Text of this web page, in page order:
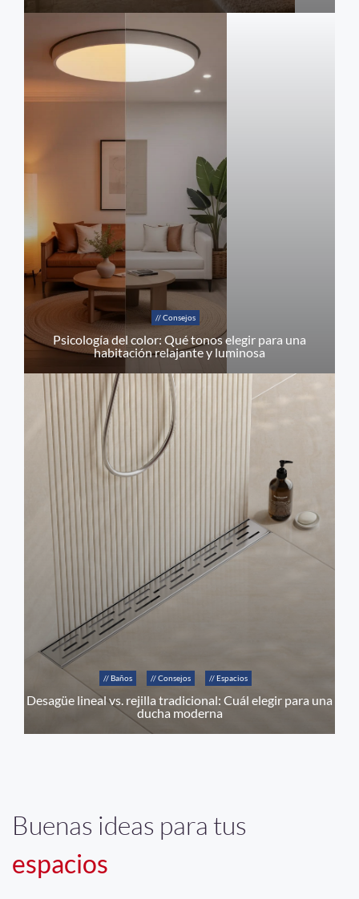
// Consejos
Psicología del color: Qué tonos elegir para una
habitación relajante y luminosa
// Baños // Consejos // Espacios
Desagüe lineal vs. rejilla tradicional: Cuál elegir para una
ducha moderna
Buenas ideas para tus
espacios